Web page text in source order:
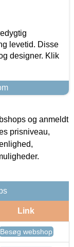
levetid. Disse
designer. Klik
og anmeldt
prisniveau,
Link
Besøg webshop